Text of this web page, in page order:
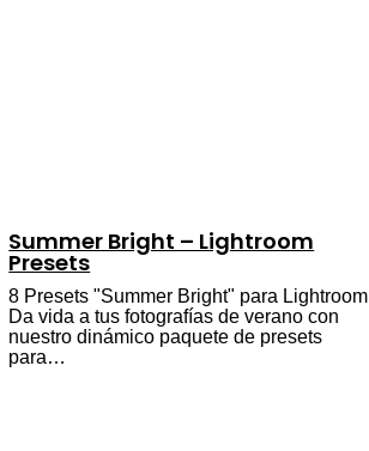
Summer Bright – Lightroom
Presets
8 Presets "Summer Bright" para Lightroom
Da vida a tus fotografías de verano con
nuestro dinámico paquete de presets
para…